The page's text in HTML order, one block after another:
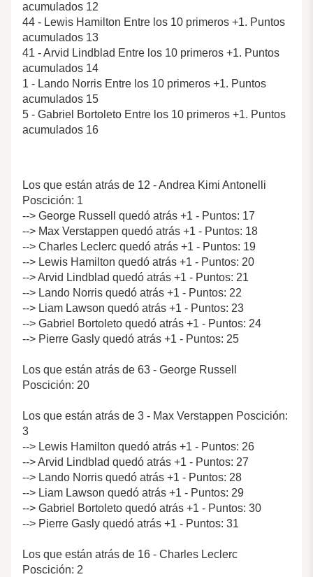
acumulados 12
44 - Lewis Hamilton Entre los 10 primeros +1. Puntos
acumulados 13
41 - Arvid Lindblad Entre los 10 primeros +1. Puntos
acumulados 14
1 - Lando Norris Entre los 10 primeros +1. Puntos
acumulados 15
5 - Gabriel Bortoleto Entre los 10 primeros +1. Puntos
acumulados 16
Los que están atrás de 12 - Andrea Kimi Antonelli
Poscición: 1
--> George Russell quedó atrás +1 - Puntos: 17
--> Max Verstappen quedó atrás +1 - Puntos: 18
--> Charles Leclerc quedó atrás +1 - Puntos: 19
--> Lewis Hamilton quedó atrás +1 - Puntos: 20
--> Arvid Lindblad quedó atrás +1 - Puntos: 21
--> Lando Norris quedó atrás +1 - Puntos: 22
--> Liam Lawson quedó atrás +1 - Puntos: 23
--> Gabriel Bortoleto quedó atrás +1 - Puntos: 24
--> Pierre Gasly quedó atrás +1 - Puntos: 25
Los que están atrás de 63 - George Russell
Poscición: 20
Los que están atrás de 3 - Max Verstappen Poscición:
3
--> Lewis Hamilton quedó atrás +1 - Puntos: 26
--> Arvid Lindblad quedó atrás +1 - Puntos: 27
--> Lando Norris quedó atrás +1 - Puntos: 28
--> Liam Lawson quedó atrás +1 - Puntos: 29
--> Gabriel Bortoleto quedó atrás +1 - Puntos: 30
--> Pierre Gasly quedó atrás +1 - Puntos: 31
Los que están atrás de 16 - Charles Leclerc
Poscición: 2